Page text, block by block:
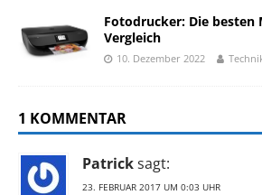
Fotodrucker: Die besten
Vergleich
10. Dezember 2022
1 KOMMENTAR
Patricksagt:
23. FEBRUAR 2017 UM 0:03 UHR